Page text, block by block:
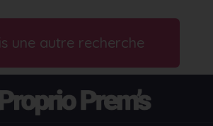
une autre recherche